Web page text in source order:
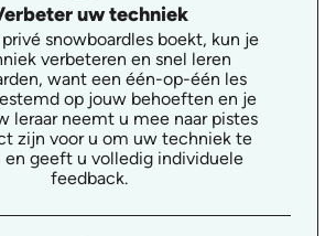
uw techniek
snowboardles boekt, kun je
verbeteren en snel leren
want een één-op-één les
op jouw behoeften en je
leraar neemt u mee naar pistes
zijn voor u om uw techniek te
en geeft u volledig individuele
feedback.